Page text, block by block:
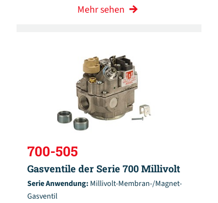
Mehr sehen
700-505
Gasventile der Serie 700 Millivolt
Serie Anwendung: Millivolt-Membran-/Magnet-
Gasventil